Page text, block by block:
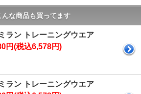
な商品も買ってます
ラン トレーニングウエア
円(税込6,578円)
ラン トレーニングウエア